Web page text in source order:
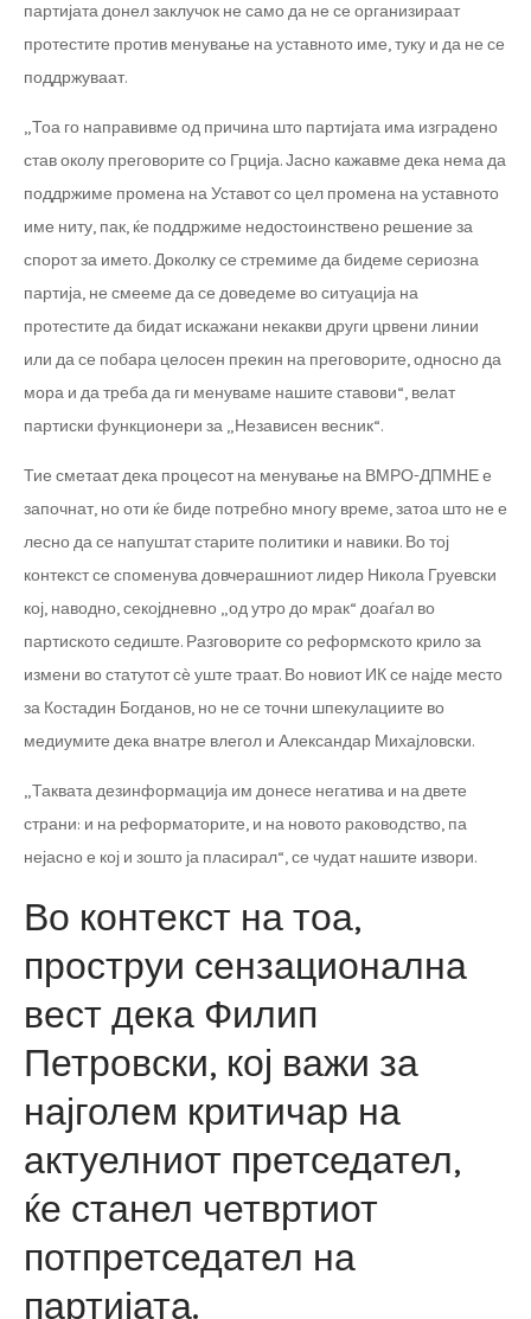
партијата донел заклучок не само да не се организираат
протестите против менување на уставното име, туку и да не се
поддржуваат.
„Тоа го направивме од причина што партијата има изградено
став околу преговорите со Грција. Јасно кажавме дека нема да
поддржиме промена на Уставот со цел промена на уставното
име ниту, пак, ќе поддржиме недостоинствено решение за
спорот за името. Доколку се стремиме да бидеме сериозна
партија, не смееме да се доведеме во ситуација на
протестите да бидат искажани некакви други црвени линии
или да се побара целосен прекин на преговорите, односно да
мора и да треба да ги менуваме нашите ставови“, велат
партиски функционери за „Независен весник“.
Тие сметаат дека процесот на менување на ВМРО-ДПМНЕ е
започнат, но оти ќе биде потребно многу време, затоа што не е
лесно да се напуштат старите политики и навики. Во тој
контекст се споменува довчерашниот лидер Никола Груевски
кој, наводно, секојдневно „од утро до мрак“ доаѓал во
партиското седиште. Разговорите со реформското крило за
измени во статутот сѐ уште траат. Во новиот ИК се најде место
за Костадин Богданов, но не се точни шпекулациите во
медиумите дека внатре влегол и Александар Михајловски.
„Таквата дезинформација им донесе негатива и на двете
страни: и на реформаторите, и на новото раководство, па
нејасно е кој и зошто ја пласирал“, се чудат нашите извори.
Во контекст на тоа,
проструи сензационална
вест дека Филип
Петровски, кој важи за
најголем критичар на
актуелниот претседател,
ќе станел четвртиот
потпретседател на
партијата.